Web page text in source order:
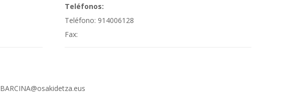
Teléfonos:
Teléfono: 914006128
Fax: